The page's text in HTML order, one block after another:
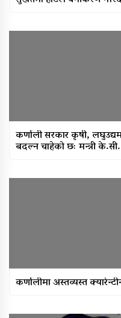
कर्णाली सरकार कृषी,
बदल्न चाहेको छः मन्त्री के.सी.
कर्णालीमा अस्तव्यस्त